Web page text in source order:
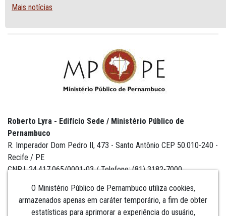
Mais notícias
O Ministério Público de Pernambuco utiliza cookies,
armazenados apenas em caráter temporário, a fim de obter
estatísticas para aprimorar a experiência do usuário,
Roberto Lyra - Edifício Sede / Ministério Público de
Pernambuco
R. Imperador Dom Pedro II, 473 - Santo Antônio CEP 50.010-240 -
Recife / PE
CNPJ: 24.417.065/0001-03 / Telefone: (81) 3182-7000
Institucional